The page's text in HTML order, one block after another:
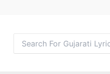
Search